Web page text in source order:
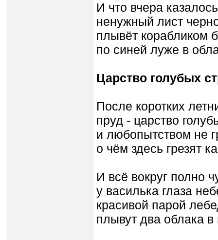
И что вчера
ненужный лист
плывёт корабликом
по синей луже в
Царство голубых
После коротких
пруд - царство
и любопытством не
о чём здесь грезят
И всё вокруг полно
у василька глаза
красивой парой
плывут два облака в